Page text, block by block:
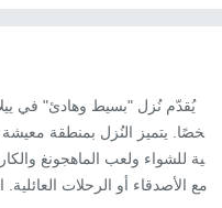
خصًا. يتميز النُزل بمنطقة